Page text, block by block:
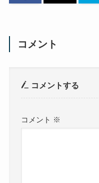
コメント
コメントする
コメント ※